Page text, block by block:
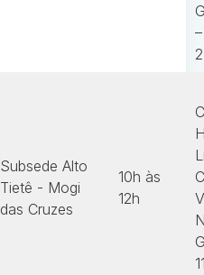
Subsede Alto
Tietê - Mogi
das Cruzes
10h às
12h